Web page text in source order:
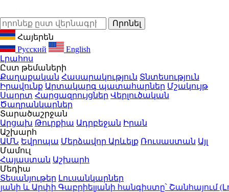
Հայերեն
Русский
English
Լրահոս
Ըստ թեմաների
Քաղաքական Հասարակություն Տնտեսություն
Իրավունք Արտակարգ պատահարներ Մշակույթ
Սպորտ Հարցազրույցներ Վերլուծական
Ծաղրանկարներ
Տարածաշրջան
Արցախ Թուրքիա Ադրբեջան Իրան
Աշխարհ
ԱՄՆ Եվրոպա Մերձավոր Արևելք Ռուսաստան Այլ
Մամուլ
Հայաստան Աշխարհ
Մեդիա
Տեսանյութեր Լուսանկարներ
և Արփի Գաբրիելյանի հանգիստը՝ Շանհայում